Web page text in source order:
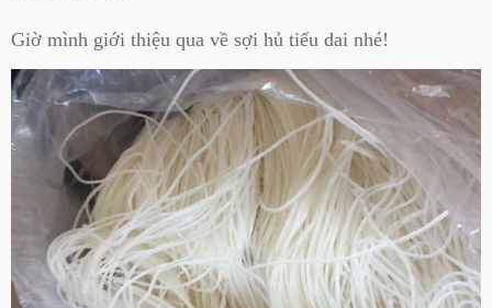
Giờ mình giới thiệu qua về sợi hủ tiếu dai nhé!